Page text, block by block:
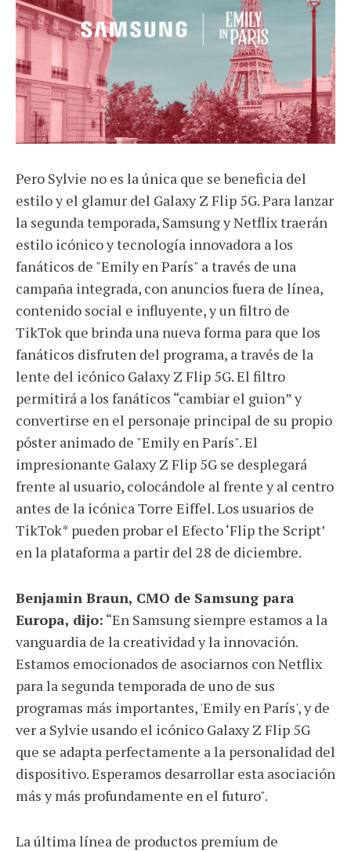
Pero Sylvie no es la única que se beneficia del
estilo y el glamur del Galaxy Z Flip 5G. Para lanzar
la segunda temporada, Samsung y Netflix traerán
estilo icónico y tecnología innovadora a los
fanáticos de "Emily en París" a través de una
campaña integrada, con anuncios fuera de línea,
contenido social e influyente, y un filtro de
TikTok que brinda una nueva forma para que los
fanáticos disfruten del programa, a través de la
lente del icónico Galaxy Z Flip 5G. El filtro
permitirá a los fanáticos “cambiar el guion” y
convertirse en el personaje principal de su propio
póster animado de "Emily en París". El
impresionante Galaxy Z Flip 5G se desplegará
frente al usuario, colocándole al frente y al centro
antes de la icónica Torre Eiffel. Los usuarios de
TikTok* pueden probar el Efecto ‘Flip the Script’
en la plataforma a partir del 28 de diciembre.
Benjamin Braun, CMO de Samsung para
Europa, dijo: “En Samsung siempre estamos a la
vanguardia de la creatividad y la innovación.
Estamos emocionados de asociarnos con Netflix
para la segunda temporada de uno de sus
programas más importantes, 'Emily en París', y de
ver a Sylvie usando el icónico Galaxy Z Flip 5G
que se adapta perfectamente a la personalidad del
dispositivo. Esperamos desarrollar esta asociación
más y más profundamente en el futuro".
La última línea de productos premium de